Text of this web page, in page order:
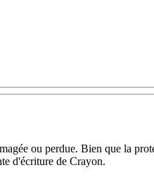
ou perdue. Bien que la
d'écriture de Crayon.